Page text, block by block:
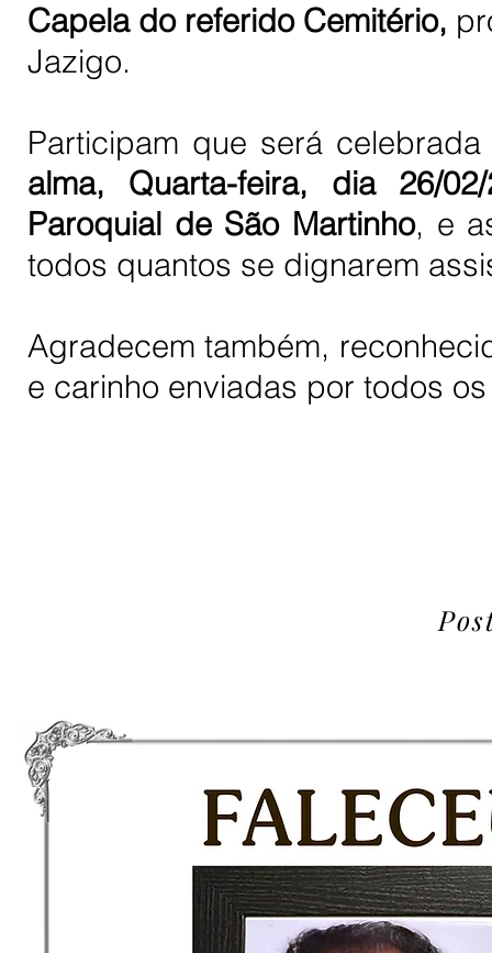
Capela do referido Cemitério,
Jazigo.
Participam que será
alma, Quarta-feira, dia 26/
Paroquial de São Martinho, e
todos quantos se dignarem
Agradecem também,
e carinho enviadas por todos